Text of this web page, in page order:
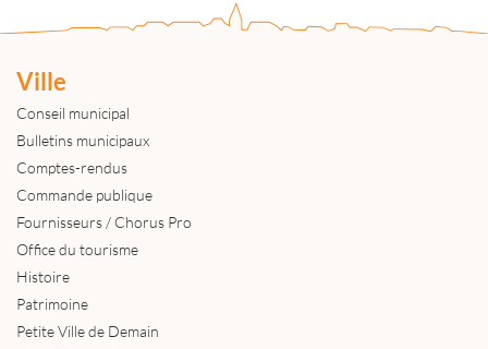
Ville
Conseil municipal
Bulletins municipaux
Comptes-rendus
Commande publique
Fournisseurs / Chorus Pro
Office du tourisme
Histoire
Patrimoine
Petite Ville de Demain